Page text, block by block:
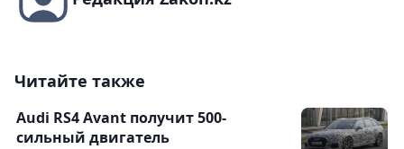
Читайте также
Audi RS4 Avant получит 500-
сильный двигатель